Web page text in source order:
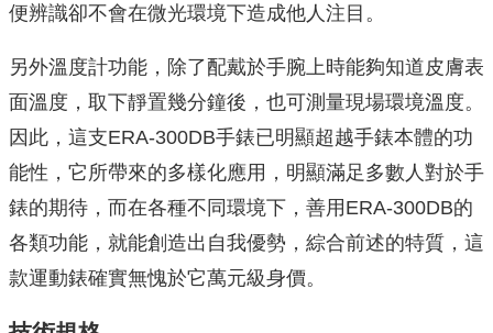
便辨識卻不會在微光環境下造成他人注目。
另外溫度計功能，除了配戴於手腕上時能夠知道皮膚表
面溫度，取下靜置幾分鐘後，也可測量現場環境溫度。
因此，這支ERA-300DB手錶已明顯超越手錶本體的功
能性，它所帶來的多樣化應用，明顯滿足多數人對於手
錶的期待，而在各種不同環境下，善用ERA-300DB的
各類功能，就能創造出自我優勢，綜合前述的特質，這
款運動錶確實無愧於它萬元級身價。